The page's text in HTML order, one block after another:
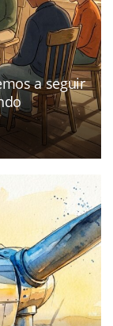
a seguir